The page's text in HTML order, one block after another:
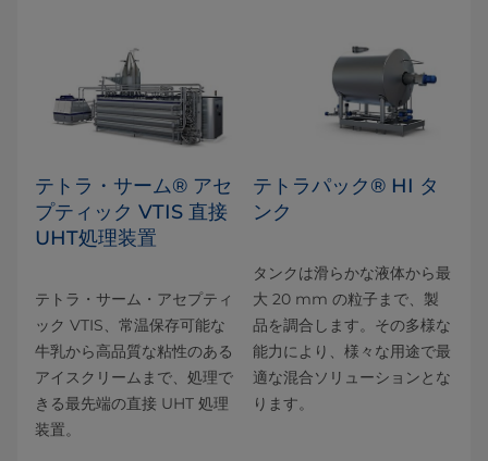
テトラ・サーム® アセ
プティック VTIS 直接
UHT処理装置
テトラ・サーム・アセプティ
ック VTIS、常温保存可能な
牛乳から高品質な粘性のある
アイスクリームまで、処理で
きる最先端の直接 UHT 処理
装置。
テトラパック® HI タ
ンク
タンクは滑らかな液体から最
大 20 mm の粒子まで、製
品を調合します。その多様な
能力により、様々な用途で最
適な混合ソリューションとな
ります。